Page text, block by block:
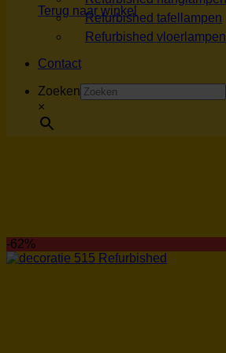
Terug naar winkel
Refurbished tafellampen
Refurbished vloerlampen
Contact
Zoeken
×
-62%